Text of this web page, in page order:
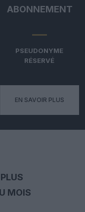
ABONNEMENT
PSEUDONYME
RÉSERVÉ
EN SAVOIR PLUS
MOIS